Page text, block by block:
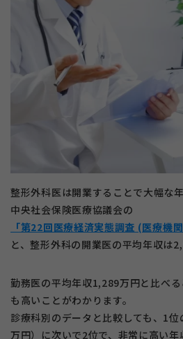
整形外科医は開業することで大幅な
中央社会保険医療協議会の
「第22回医療経済実態調査 (医療機
と、整形外科の開業医の平均年収は
勤務医の平均年収1,289万円と比べ
も高いことがわかります。
診療科別のデータと比較しても、1
万円）に次いで2位で、非常に高い